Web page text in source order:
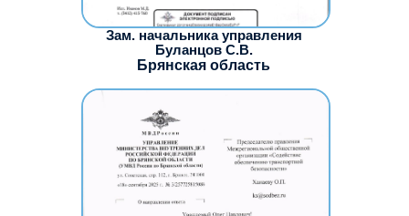
Зам. начальника управления
Буланцов С.В.
Брянская область